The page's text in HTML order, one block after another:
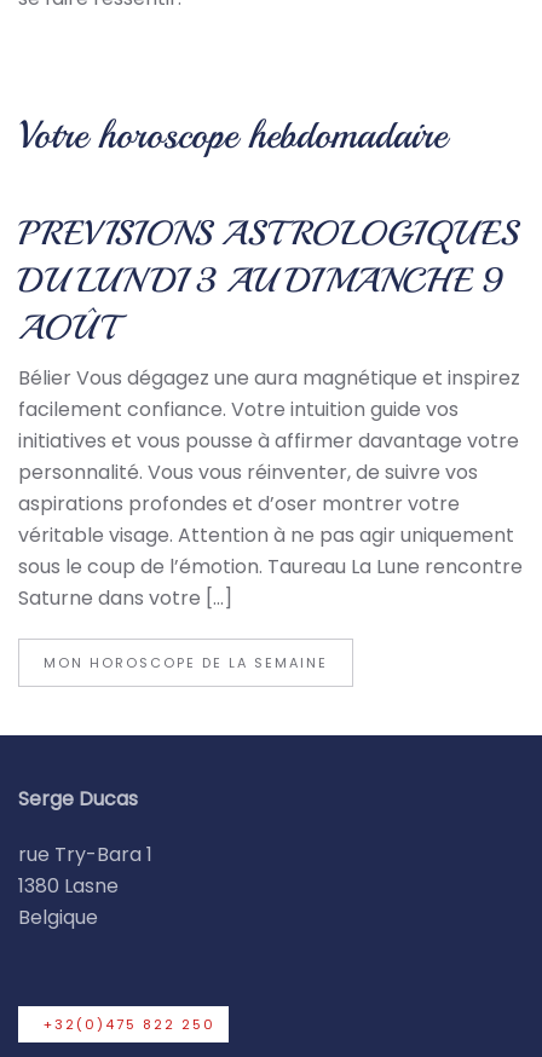
Votre horoscope hebdomadaire
PREVISIONS ASTROLOGIQUES
DU LUNDI 3 AU DIMANCHE 9
AOÛT
Bélier Vous dégagez une aura magnétique et inspirez
facilement confiance. Votre intuition guide vos
initiatives et vous pousse à affirmer davantage votre
personnalité. Vous vous réinventer, de suivre vos
aspirations profondes et d’oser montrer votre
véritable visage. Attention à ne pas agir uniquement
sous le coup de l’émotion. Taureau La Lune rencontre
Saturne dans votre […]
MON HOROSCOPE DE LA SEMAINE
Serge Ducas
rue Try-Bara 1
1380 Lasne
Belgique
+32(0)475 822 250